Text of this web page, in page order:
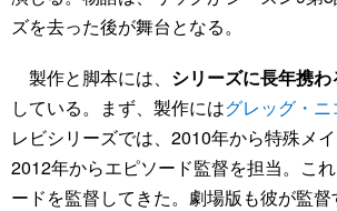
ズを去った後が舞台となる。
製作と脚本には、 シリーズに長年携
している。まず、製作にはグレッグ・ニ
レビシリーズでは、2010年から特殊メイ
2012年からエピソード監督を担当。こ
ードを監督してきた。劇場版も彼が監